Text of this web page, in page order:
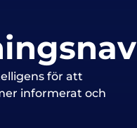
för att
informerat och